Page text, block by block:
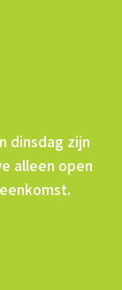
dinsdag zijn
alleen open